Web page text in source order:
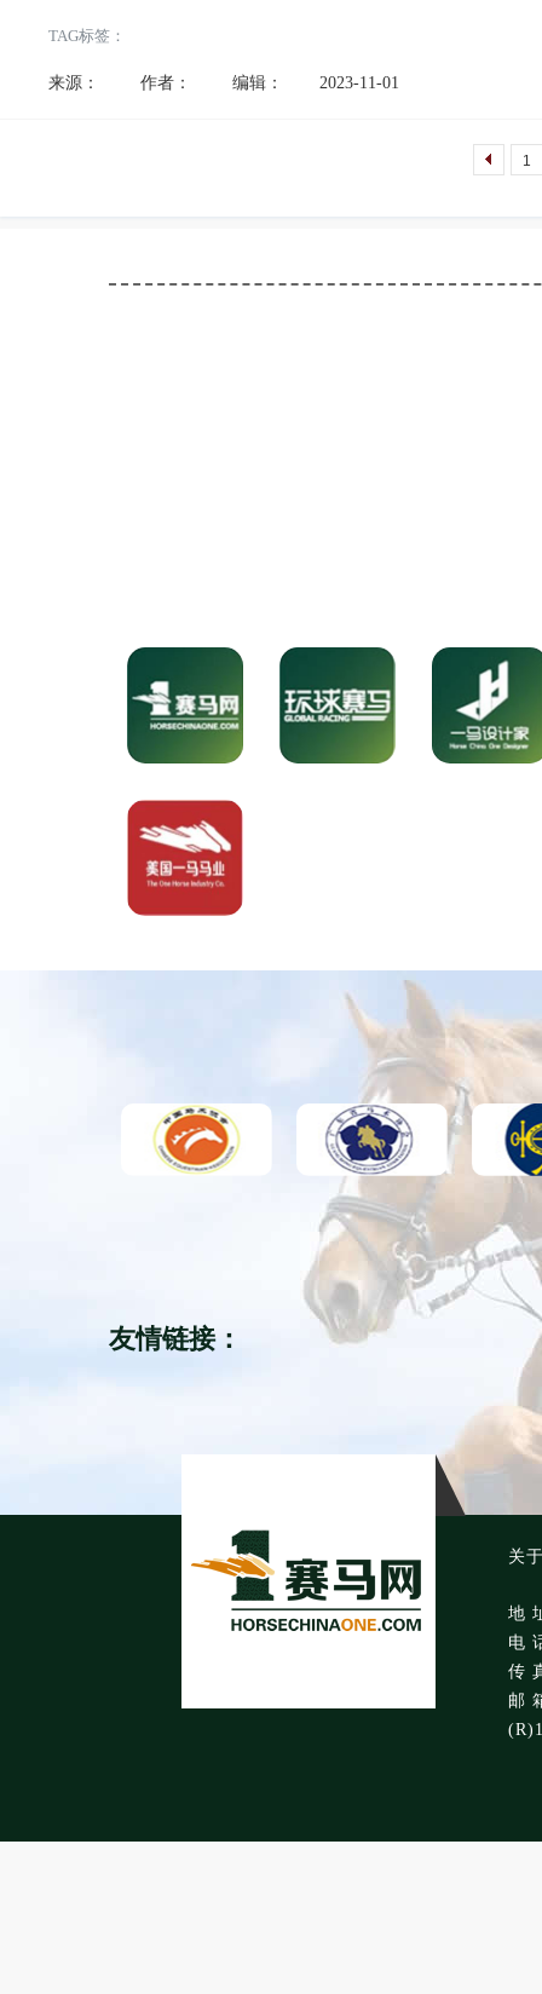
中二级、盛装舞步初三级
TAG标签：
来源： 作者： 编辑： 2023-11-01
1
友情链接：
关
地
电
传
邮